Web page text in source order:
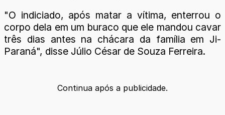
"O indiciado, após matar a vítima, enterrou o
corpo dela em um buraco que ele mandou cavar
três dias antes na chácara da família em Ji-
Paraná", disse Júlio César de Souza Ferreira.
Continua após a publicidade.